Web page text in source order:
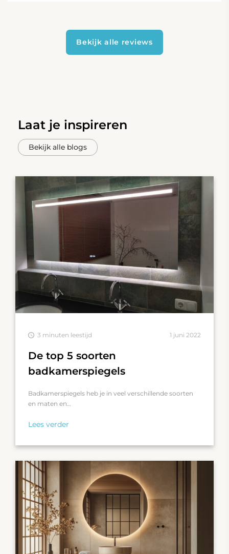
Bekijk alle reviews
Laat je inspireren
Bekijk alle blogs
3 minuten leestijd 1 juni 2022
De top 5 soorten
badkamerspiegels
Badkamerspiegels heb je in veel verschillende soorten
en maten en…
Lees verder